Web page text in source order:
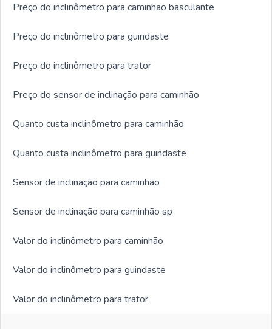
Preço do inclinômetro para caminhao basculante
Preço do inclinômetro para guindaste
Preço do inclinômetro para trator
Preço do sensor de inclinação para caminhão
Quanto custa inclinômetro para caminhão
Quanto custa inclinômetro para guindaste
Sensor de inclinação para caminhão
Sensor de inclinação para caminhão sp
Valor do inclinômetro para caminhão
Valor do inclinômetro para guindaste
Valor do inclinômetro para trator